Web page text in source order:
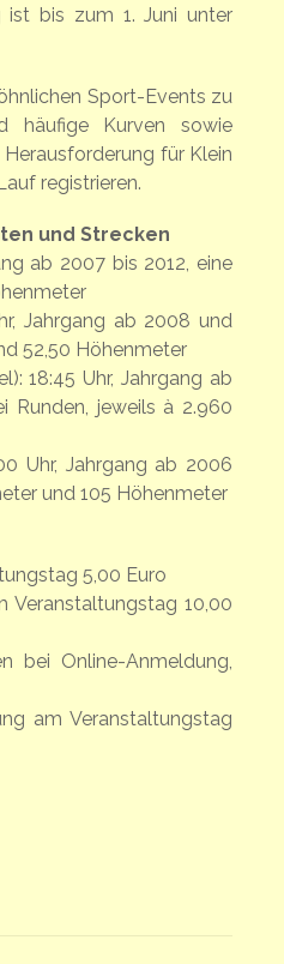
ist bis zum 1. Juni unter
Sport-Events zu
häufige Kurven sowie
für Klein
registrieren.
und Strecken
ab 2007 bis 2012, eine
Jahrgang ab 2008 und
52,50 Höhenmeter
18:45 Uhr, Jahrgang ab
Runden, jeweils à 2.960
Uhr, Jahrgang ab 2006
und 105 Höhenmeter
5,00 Euro
Veranstaltungstag 10,00
bei Online-Anmeldung,
am Veranstaltungstag